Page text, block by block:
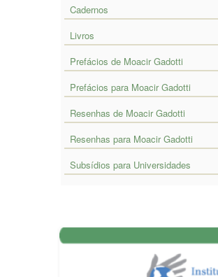
Cadernos
Livros
Prefácios de Moacir Gadotti
Prefácios para Moacir Gadotti
Resenhas de Moacir Gadotti
Resenhas para Moacir Gadotti
Subsídios para Universidades